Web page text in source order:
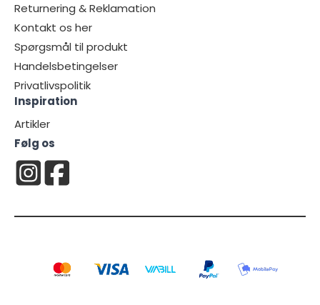
Returnering & Reklamation
Kontakt os her
Spørgsmål til produkt
Handelsbetingelser
Privatlivspolitik
Inspiration
Artikler
Følg os